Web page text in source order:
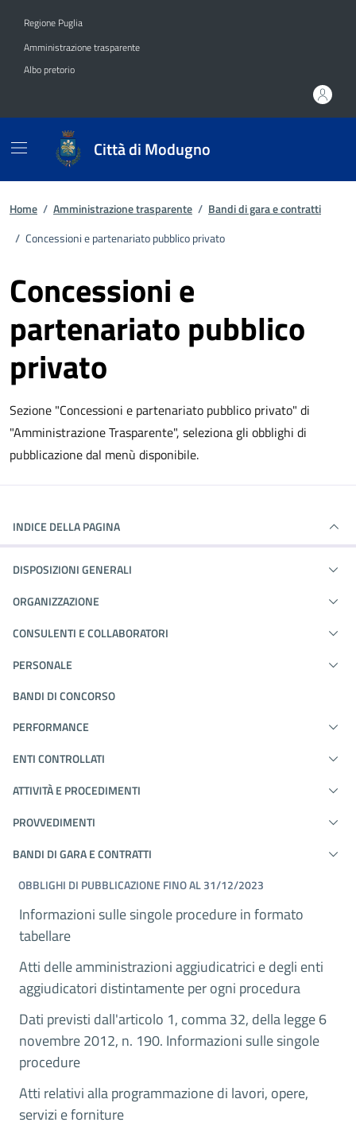
Regione Puglia
Amministrazione trasparente
Albo pretorio
Città di Modugno
Home / Amministrazione trasparente / Bandi di gara e contratti
/ Concessioni e partenariato pubblico privato
Concessioni e
partenariato pubblico
privato
Sezione "Concessioni e partenariato pubblico privato" di
"Amministrazione Trasparente", seleziona gli obblighi di
pubblicazione dal menù disponibile.
INDICE DELLA PAGINA
DISPOSIZIONI GENERALI
ORGANIZZAZIONE
CONSULENTI E COLLABORATORI
PERSONALE
BANDI DI CONCORSO
PERFORMANCE
ENTI CONTROLLATI
ATTIVITÀ E PROCEDIMENTI
PROVVEDIMENTI
BANDI DI GARA E CONTRATTI
OBBLIGHI DI PUBBLICAZIONE FINO AL 31/12/2023
Informazioni sulle singole procedure in formato
tabellare
Atti delle amministrazioni aggiudicatrici e degli enti
aggiudicatori distintamente per ogni procedura
Dati previsti dall'articolo 1, comma 32, della legge 6
novembre 2012, n. 190. Informazioni sulle singole
procedure
Atti relativi alla programmazione di lavori, opere,
servizi e forniture